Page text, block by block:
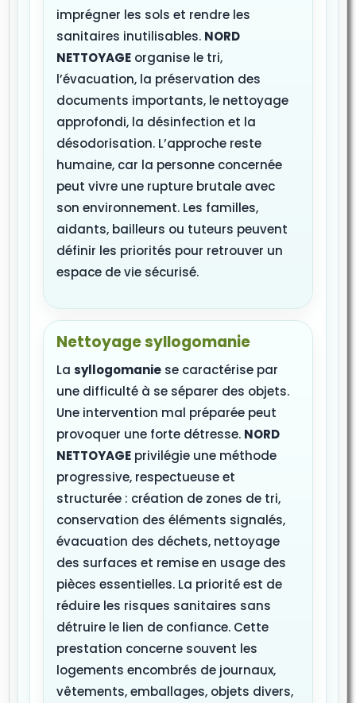
imprégner les sols et rendre les
sanitaires inutilisables. NORD
NETTOYAGE organise le tri,
l’évacuation, la préservation des
documents importants, le nettoyage
approfondi, la désinfection et la
désodorisation. L’approche reste
humaine, car la personne concernée
peut vivre une rupture brutale avec
son environnement. Les familles,
aidants, bailleurs ou tuteurs peuvent
définir les priorités pour retrouver un
espace de vie sécurisé.
Nettoyage syllogomanie
Lasyllogomanie se caractérise par
une difficulté à se séparer des objets.
Une intervention mal préparée peut
provoquer une forte détresse. NORD
NETTOYAGE privilégie une méthode
progressive, respectueuse et
structurée : création de zones de tri,
conservation des éléments signalés,
évacuation des déchets, nettoyage
des surfaces et remise en usage des
pièces essentielles. La priorité est de
réduire les risques sanitaires sans
détruire le lien de confiance. Cette
prestation concerne souvent les
logements encombrés de journaux,
vêtements, emballages, objets divers,